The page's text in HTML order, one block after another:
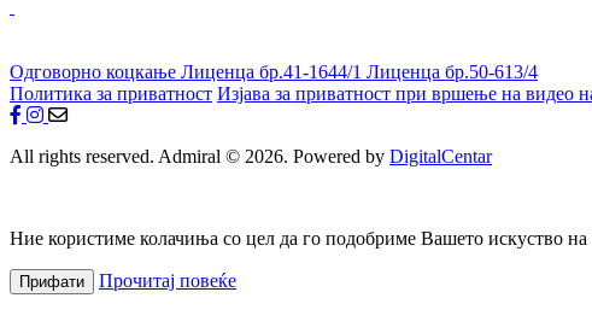
Одговорно коцкање Лиценца бр.41-1644/1 Лиценца бр.50-613/4
Политика за приватност Изјава за приватност при вршење на видео
All rights reserved. Admiral © 2026. Powered by DigitalCentar
Ние користиме колачиња со цел да го подобриме Вашето искуство на
Прифати Прочитај повеќе